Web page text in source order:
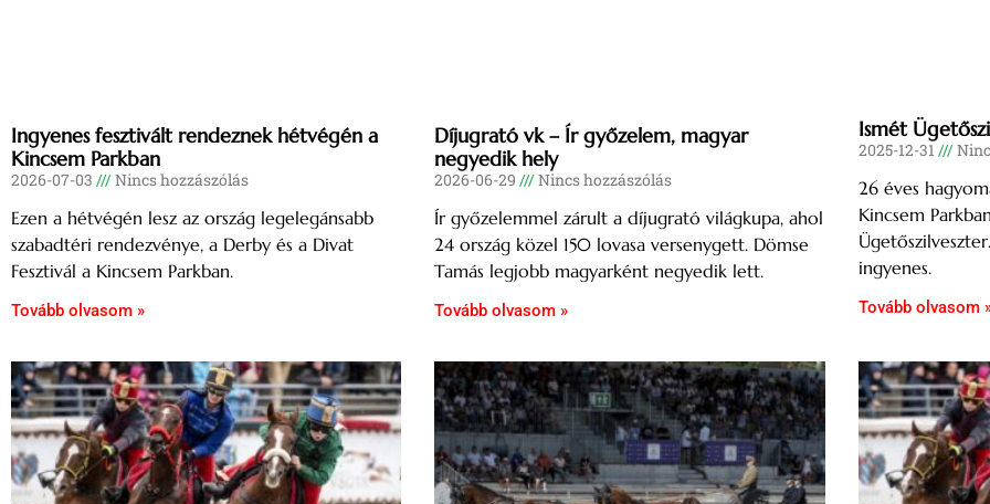
Ingyenes fesztivált rendeznek hétvégén a
Kincsem Parkban
2026-07-03 Nincs hozzászólás
Ezen a hétvégén lesz az ország legelegánsabb
szabadtéri rendezvénye, a Derby és a Divat
Fesztivál a Kincsem Parkban.
Tovább olvasom »
Díjugrató vk – Ír győzelem, magyar
negyedik hely
2026-06-29 Nincs hozzászólás
Ír győzelemmel zárult a díjugrató világkupa, ahol
24 ország közel 150 lovasa versenygett. Dömse
Tamás legjobb magyarként negyedik lett.
Tovább olvasom »
Ismét
2025-12-31
26 éves
Kincsem
ingyenes.
Tovább olvasom